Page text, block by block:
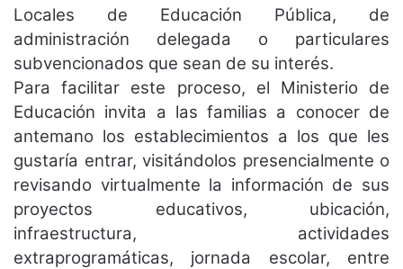
Locales de Educación Pública, de
administración delegada o particulares
subvencionados que sean de su interés.
Para facilitar este proceso, el Ministerio de
Educación invita a las familias a conocer de
antemano los establecimientos a los que les
gustaría entrar, visitándolos presencialmente o
revisando virtualmente la información de sus
proyectos educativos, ubicación,
infraestructura, actividades
extraprogramáticas, jornada escolar, entre